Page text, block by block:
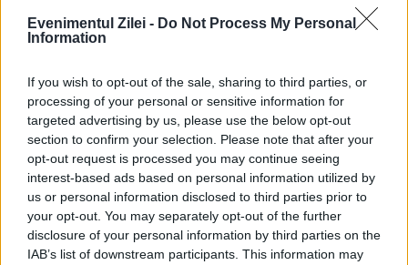
Evenimentul Zilei - Do Not Process My Personal
Information
If you wish to opt-out of the sale, sharing to third parties, or
processing of your personal or sensitive information for
targeted advertising by us, please use the below opt-out
section to confirm your selection. Please note that after your
opt-out request is processed you may continue seeing
interest-based ads based on personal information utilized by
us or personal information disclosed to third parties prior to
your opt-out. You may separately opt-out of the further
disclosure of your personal information by third parties on the
IAB’s list of downstream participants. This information may
Momente dramatice la Jocurile
Commonwealth. Un gimnast a căzut în cap de
la aproape trei metri